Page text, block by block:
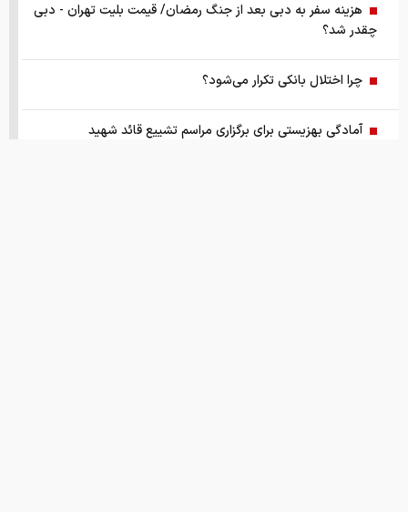
هزینه سفر به دبی بعد از جنگ رمضان/ قیمت بلیت تهران - دبی
چقدر شد؟
چرا اختلال بانکی تکرار می‌شود؟
آمادگی بهزیستی برای برگزاری مراسم تشییع قائد شهید